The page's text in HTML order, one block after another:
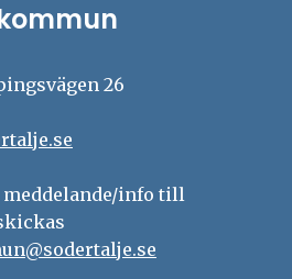
26
meddelande/info till